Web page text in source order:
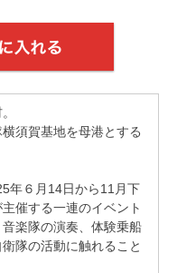
須賀基地を母港とする
年６月14日から11月下
催する一連のイベント
楽隊の演奏、体験乗船
隊の活動に触れること